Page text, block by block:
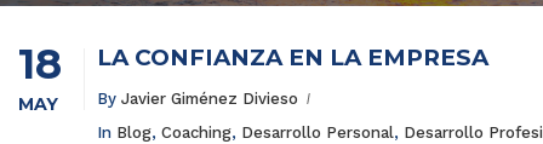
18
MAY
LA CONFIANZA EN LA EMPRESA
By Javier Giménez Divieso
In Blog, Coaching, Desarrollo Personal, Desarrollo